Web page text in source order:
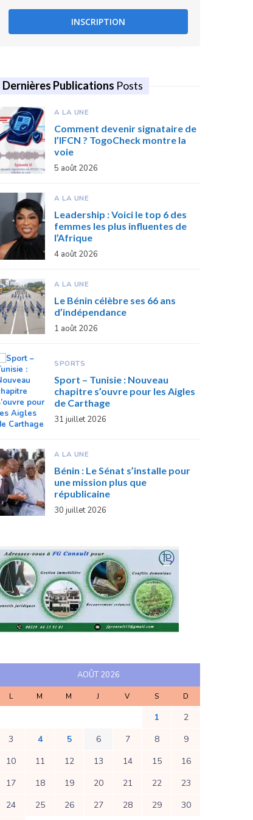
INSCRIPTION
Dernières Publications Posts
A LA UNE
Comment devenir signataire de
l’IFCN ? TogoCheck montre la
voie
5 août 2026
A LA UNE
Leadership : Voici le top 6 des
femmes les plus influentes de
l’Afrique
4 août 2026
A LA UNE
Le Bénin célèbre ses 66 ans
d’indépendance
1 août 2026
SPORTS
Sport – Tunisie : Nouveau
chapitre s’ouvre pour les Aigles
de Carthage
31 juillet 2026
A LA UNE
Bénin : Le Sénat s’installe pour
une mission plus que
républicaine
30 juillet 2026
AOÛT 2026
L M M J V S D
1
2
3
4 5 6 7 8
9
10
11 12 13 14 15
16
17
18 19 20 21 22
23
24
25 26 27 28 29
30